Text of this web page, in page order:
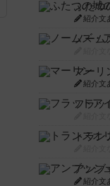
ふたつ
紹介文
ノーム
マーリ
紹介文
フラッ
紹介文